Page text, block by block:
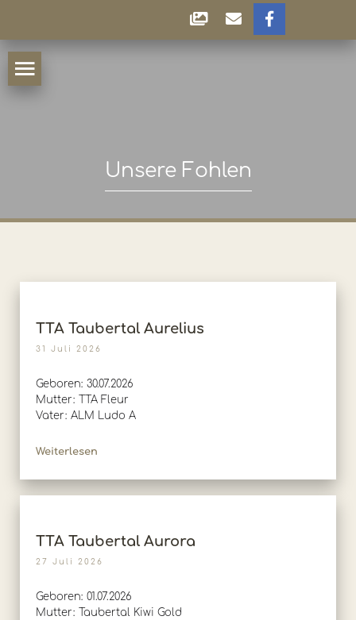
Unsere Fohlen
TTA Taubertal Aurelius
31 Juli 2026
Geboren: 30.07.2026
Mutter: TTA Fleur
Vater: ALM Ludo A
Weiterlesen
TTA Taubertal Aurora
27 Juli 2026
Geboren: 01.07.2026
Mutter: Taubertal Kiwi Gold